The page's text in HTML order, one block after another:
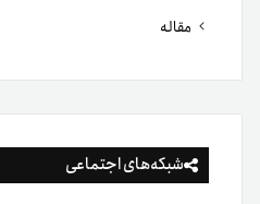
مقاله
شبکه‌های اجتماعی